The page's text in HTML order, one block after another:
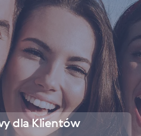
dla Klientów